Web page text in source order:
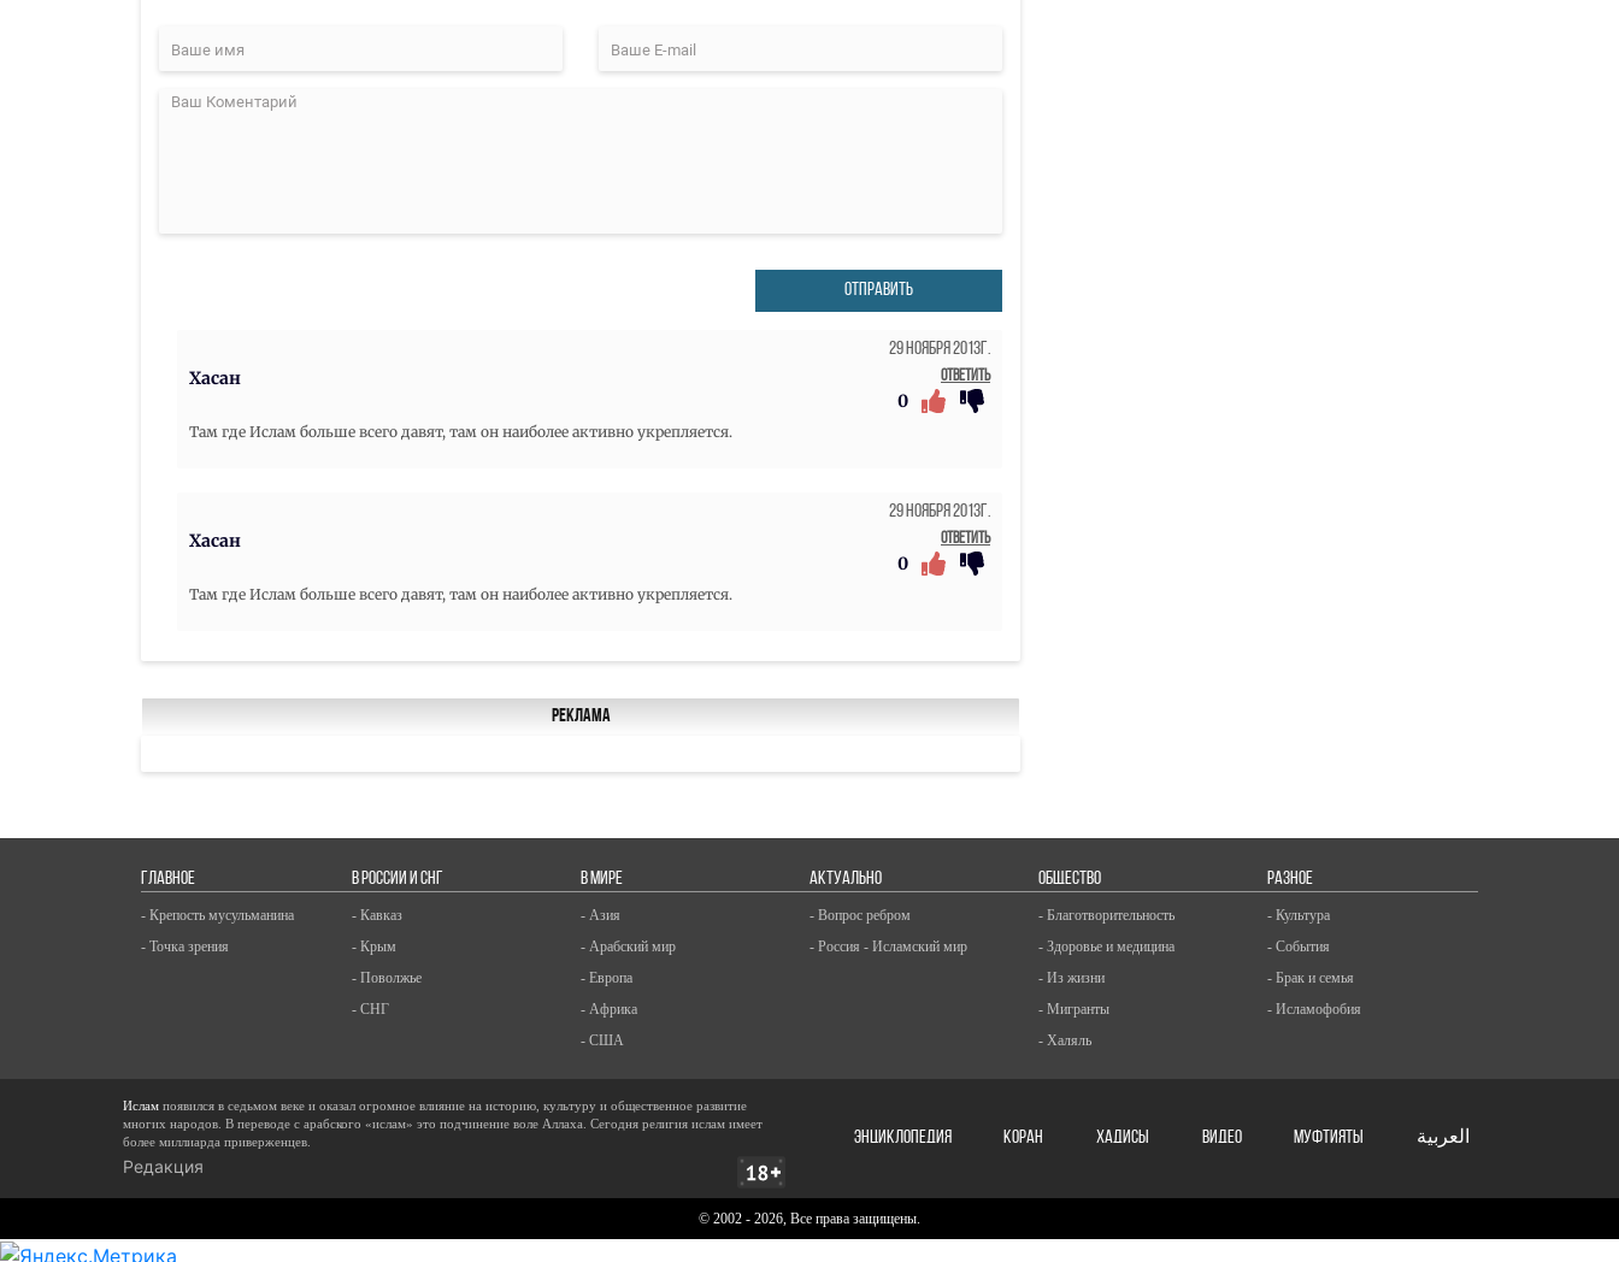
ОТПРАВИТЬ
Хасан
29 Ноября 2013г.
Ответить
0
Там где Ислам больше всего давят, там он наиболее активно укрепляется.
Хасан
29 Ноября 2013г.
Ответить
0
Там где Ислам больше всего давят, там он наиболее активно укрепляется.
Реклама
ГЛАВНОЕ
- Крепость мусульманина
- Точка зрения
В РОССИИ И СНГ
- Кавказ
- Крым
- Поволжье
- СНГ
В МИРЕ
- Азия
- Арабский мир
- Европа
- Африка
- США
АКТУАЛЬНО
- Вопрос ребром
- Россия - Исламский мир
ОБЩЕСТВО
- Благотворительность
- Здоровье и медицина
- Из жизни
- Мигранты
- Халяль
РАЗНОЕ
- Культура
- События
- Брак и семья
- Исламофобия
Ислам появился в седьмом веке и оказал огромное влияние на историю, культуру и общественное развитие
многих народов. В переводе с арабского «ислам» это подчинение воле Аллаха. Сегодня религия ислам имеет
более миллиарда приверженцев.
Редакция
ЭНЦИКЛОПЕДИЯ КОРАН ХАДИСЫ ВИДЕО Муфтияты العربية
© 2002 - 2026, Все права защищены.